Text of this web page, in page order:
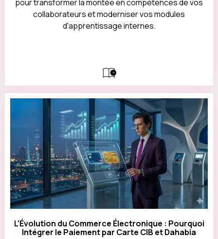
pour transformer la montée en compétences de vos
collaborateurs et moderniser vos modules
d'apprentissage internes.
L'Évolution du Commerce Électronique : Pourquoi
Intégrer le Paiement par Carte CIB et Dahabia